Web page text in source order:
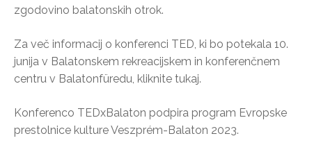
zgodovino balatonskih otrok.
Za več informacij o konferenci TED, ki bo potekala 10.
junija v Balatonskem rekreacijskem in konferenčnem
centru v Balatonfüredu, kliknite tukaj.
Konferenco TEDxBalaton podpira program Evropske
prestolnice kulture Veszprém-Balaton 2023.